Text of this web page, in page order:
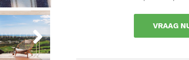
Next VRAAG